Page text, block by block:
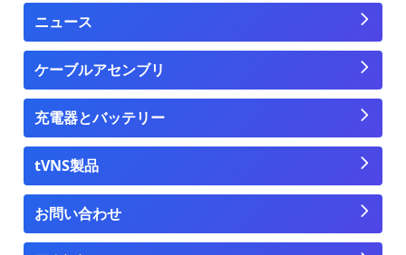
ニュース
ケーブルアセンブリ
充電器とバッテリー
tVNS製品
お問い合わせ